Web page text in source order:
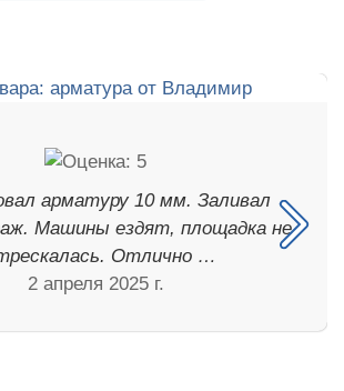
арматуру 10 мм. Заливал
Машины ездят, площадка не
Отлично …
2 апреля 2025 г.